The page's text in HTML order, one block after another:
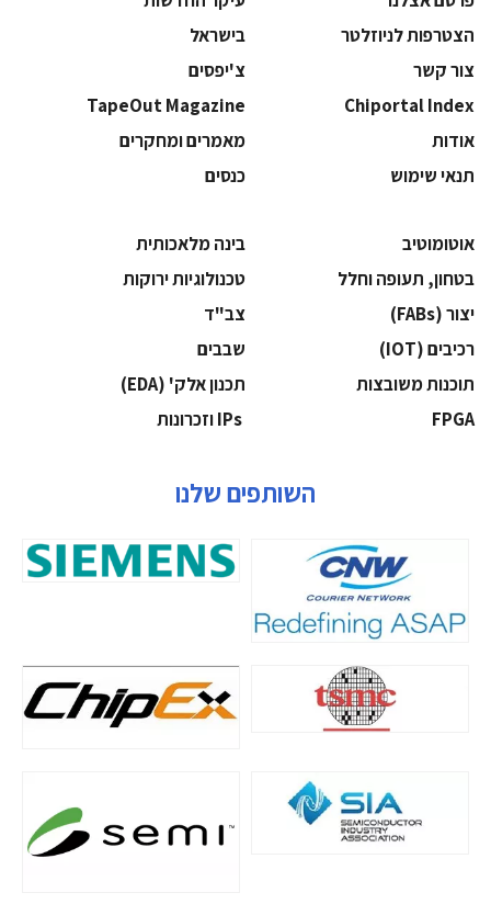
הצטרפות לניוזלטר
בישראל
צור קשר
צ'יפסים
Chiportal Index
TapeOut Magazine
אודות
מאמרים ומחקרים
תנאי שימוש
כנסים
אוטומוטיב
בינה מלאכותית
בטחון, תעופה וחלל
‫טכנולוגיות ירוקות‬
‫יצור (‪(FABs‬‬
‫צב"ד‬
‫רכיבים‬ (IOT)
‫שבבים‬
‫תוכנות משובצות‬
‫תכנון אלק' (‪(EDA‬‬
‫‪FPGA‬‬
השותפים שלנו